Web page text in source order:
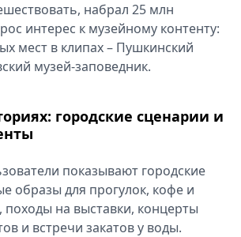
набрал 25 млн
интерес к музейному контенту:
мест в клипах – Пушкинский
музей-заповедник.
городские сценарии и
показывают городские
образы для прогулок, кофе и
походы на выставки, концерты
и встречи закатов у воды.